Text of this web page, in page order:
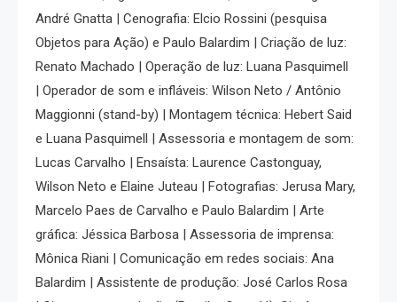
André Gnatta | Cenografia: Elcio Rossini (pesquisa
Objetos para Ação) e Paulo Balardim | Criação de luz:
Renato Machado | Operação de luz: Luana Pasquimell
| Operador de som e infláveis: Wilson Neto / Antônio
Maggionni (stand-by) | Montagem técnica: Hebert Said
e Luana Pasquimell | Assessoria e montagem de som:
Lucas Carvalho | Ensaísta: Laurence Castonguay,
Wilson Neto e Elaine Juteau | Fotografias: Jerusa Mary,
Marcelo Paes de Carvalho e Paulo Balardim | Arte
gráfica: Jéssica Barbosa | Assessoria de imprensa:
Mônica Riani | Comunicação em redes sociais: Ana
Balardim | Assistente de produção: José Carlos Rosa